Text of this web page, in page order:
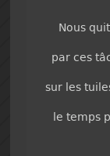
Nous
par ces
sur les
le temps